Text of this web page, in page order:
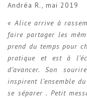
Andréa R., mai 2019
« Alice arrive à
faire partager les
prend du temps pour
pratique et est à
d’avancer. Son
inspirent l’ensemble
se séparer . Petit